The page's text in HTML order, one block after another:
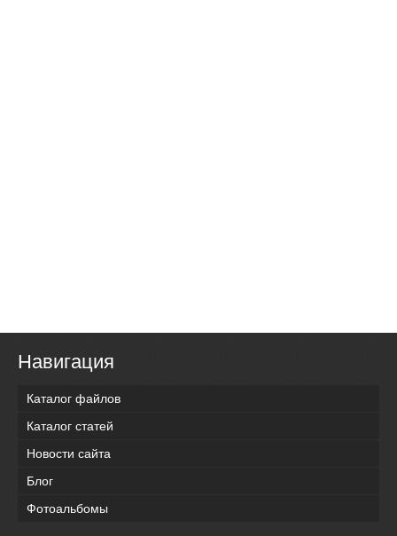
Навигация
Каталог файлов
Каталог статей
Новости сайта
Блог
Фотоальбомы